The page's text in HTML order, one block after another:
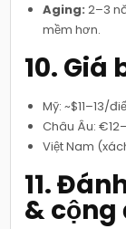
Aging: 2–3
mềm hơn.
10.
Mỹ: ~$11–13/
Châu Âu:
Việt Nam
11.
& cộng